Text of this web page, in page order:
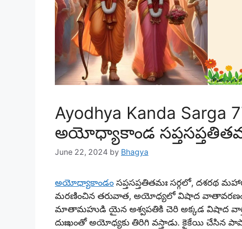
Ayodhya Kanda Sarga
అయోధ్యాకాండ
June 22, 2024 by Bhagya
అయోధ్యాకాండం సప్తసప్తతితమః సర్గలో, దశరథ
మరణించిన తరువాత, అయోధ్యలో విషాద వాతావరణం
మాతామహుడి యైన అశ్వపతికి చెరి అక్కడ విషాద వార్త
దుఃఖంతో అయోధ్యకు తిరిగి వస్తాడు. కైకేయి చేసిన